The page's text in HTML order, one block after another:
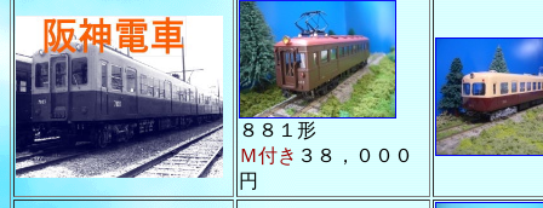
８８１形
Ｍ付き ３８，０００
円